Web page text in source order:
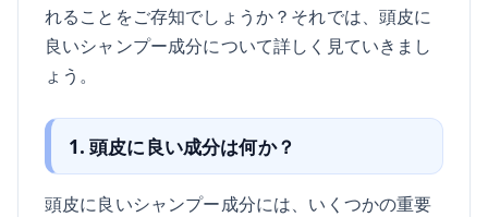
れることをご存知でしょうか？それでは、頭皮に
良いシャンプー成分について詳しく見ていきまし
ょう。
1. 頭皮に良い成分は何か？
頭皮に良いシャンプー成分には、いくつかの重要